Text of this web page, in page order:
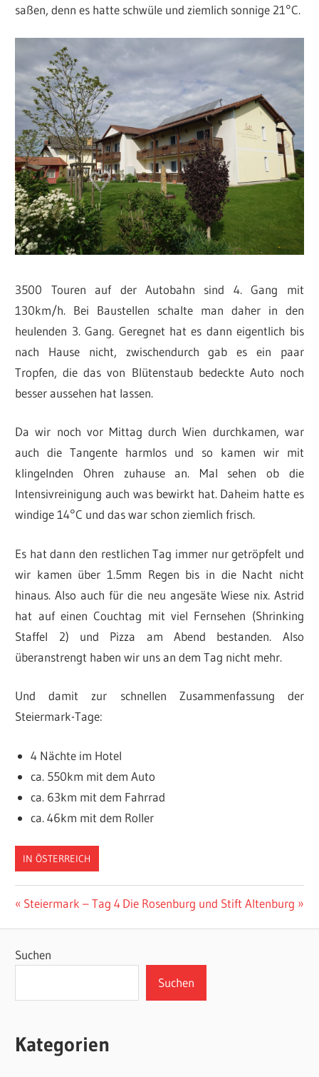
saßen, denn es hatte schwüle und ziemlich sonnige 21°C.
3500 Touren auf der Autobahn sind 4. Gang mit
130km/h. Bei Baustellen schalte man daher in den
heulenden 3. Gang. Geregnet hat es dann eigentlich bis
nach Hause nicht, zwischendurch gab es ein paar
Tropfen, die das von Blütenstaub bedeckte Auto noch
besser aussehen hat lassen.
Da wir noch vor Mittag durch Wien durchkamen, war
auch die Tangente harmlos und so kamen wir mit
klingelnden Ohren zuhause an. Mal sehen ob die
Intensivreinigung auch was bewirkt hat. Daheim hatte es
windige 14°C und das war schon ziemlich frisch.
Es hat dann den restlichen Tag immer nur getröpfelt und
wir kamen über 1.5mm Regen bis in die Nacht nicht
hinaus. Also auch für die neu angesäte Wiese nix. Astrid
hat auf einen Couchtag mit viel Fernsehen (Shrinking
Staffel 2) und Pizza am Abend bestanden. Also
überanstrengt haben wir uns an dem Tag nicht mehr.
Und damit zur schnellen Zusammenfassung der
Steiermark-Tage:
4 Nächte im Hotel
ca. 550km mit dem Auto
ca. 63km mit dem Fahrrad
ca. 46km mit dem Roller
IN ÖSTERREICH
Beitragsnavigation
Vorheriger
Steiermark – Tag 4Nächster
Die Rosenburg und Stift Altenburg
Suchen
Suchen
Kategorien